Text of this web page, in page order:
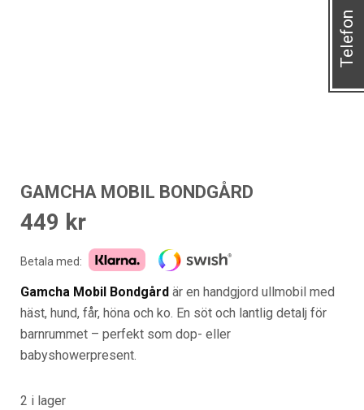
GAMCHA MOBIL BONDGÅRD
449 kr
Betala med:
Gamcha Mobil Bondgård är en handgjord ullmobil med
häst, hund, får, höna och ko. En söt och lantlig detalj för
barnrummet – perfekt som dop- eller
babyshowerpresent.
2 i lager
Telefon